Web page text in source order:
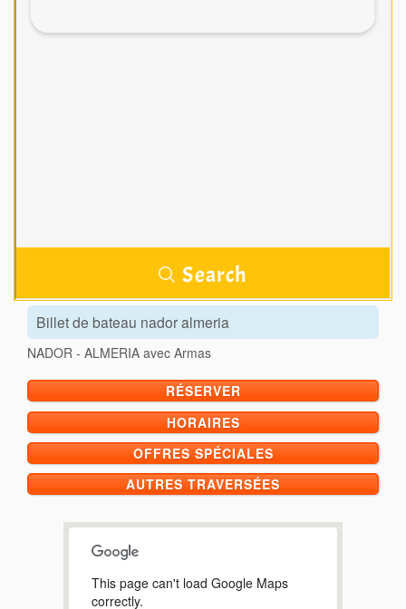
Billet de bateau nador almeria
NADOR - ALMERIA avec Armas
RÉSERVER
HORAIRES
OFFRES SPÉCIALES
AUTRES TRAVERSÉES
This page can't load Google Maps
correctly.